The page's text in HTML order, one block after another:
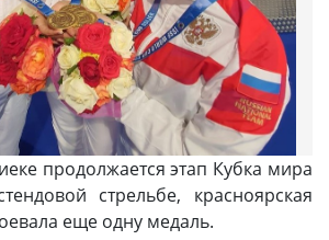
продолжается этап Кубка мира
стрельбе, красноярская
еще одну медаль.